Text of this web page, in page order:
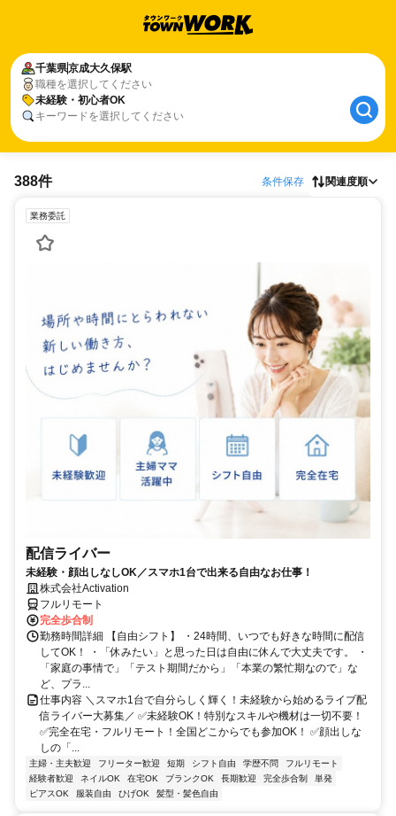
千葉県京成大久保駅
職種を選択してください
未経験・初心者OK
キーワードを選択してください
388件 条件保存 関連度順
業務委託
配信ライバー
未経験・顔出しなしOK／スマホ1台で出来る自由なお仕事！
株式会社Activation
フルリモート
完全歩合制
勤務時間詳細 【自由シフト】 ・24時間、いつでも好きな時間に配信
してOK！ ・「休みたい」と思った日は自由に休んで大丈夫です。 ・
「家庭の事情で」「テスト期間だから」「本業の繁忙期なので」な
ど、プラ...
仕事内容 ＼スマホ1台で自分らしく輝く！未経験から始めるライブ配
信ライバー大募集／ ✅未経験OK！特別なスキルや機材は一切不要！
✅完全在宅・フルリモート！全国どこからでも参加OK！ ✅顔出しな
しの「...
主婦・主夫歓迎 フリーター歓迎 短期 シフト自由 学歴不問
フルリモート
経験者歓迎
ネイルOK 在宅OK ブランクOK 長期歓迎 完全歩合制
単発
ピアスOK
服装自由 ひげOK 髪型・髪色自由